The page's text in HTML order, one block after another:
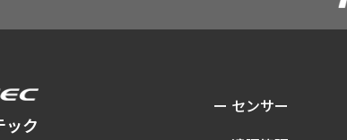
ック
ー センサー